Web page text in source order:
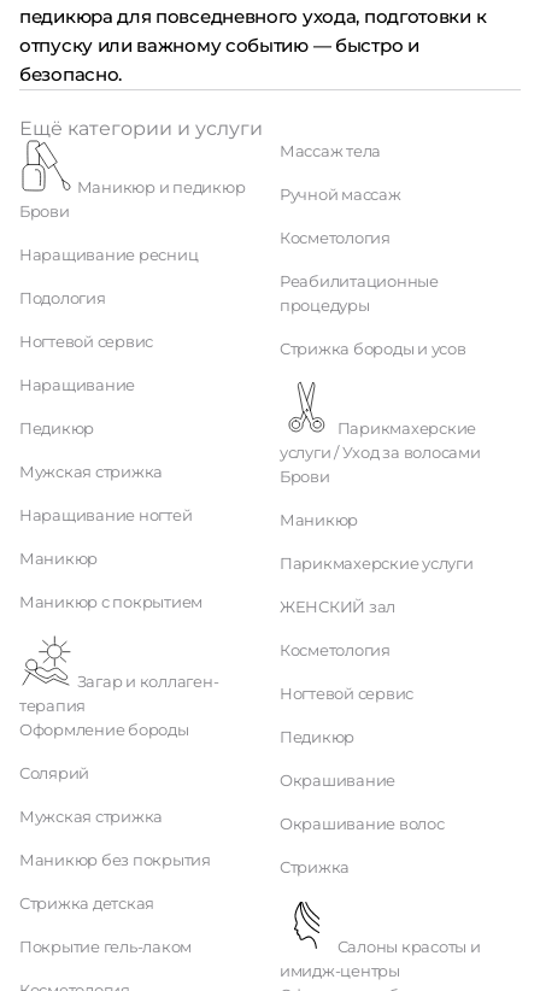
педикюра для повседневного ухода, подготовки к
отпуску или важному событию — быстро и
безопасно.
Ещё категории и услуги
Маникюр и педикюр
Брови
Наращивание ресниц
Подология
Ногтевой сервис
Наращивание
Педикюр
Мужская стрижка
Наращивание ногтей
Маникюр
Маникюр с покрытием
терапия
Оформление бороды
Солярий
Мужская стрижка
Маникюр без покрытия
Стрижка детская
Покрытие гель-лаком
Массаж тела
Ручной массаж
Косметология
Реабилитационные
процедуры
Стрижка бороды и усов
услуги / Уход за волосами
Брови
Маникюр
Парикмахерские услуги
ЖЕНСКИЙ зал
Косметология
Ногтевой сервис
Педикюр
Окрашивание
Окрашивание волос
Стрижка
имидж-центры